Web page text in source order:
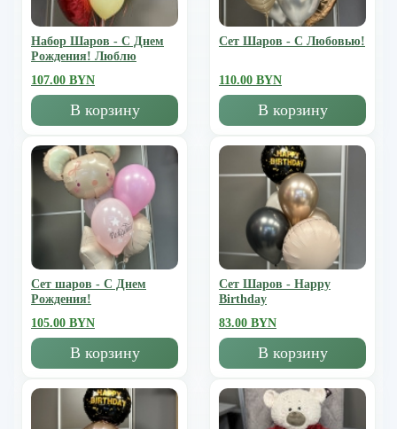
Набор Шаров - С Днем
Рождения! Люблю
107.00 BYN
В корзину
Сет Шаров - С Любовью!
110.00 BYN
В корзину
Сет шаров - С Днем
Рождения!
105.00 BYN
В корзину
Сет Шаров - Happy
Birthday
83.00 BYN
В корзину